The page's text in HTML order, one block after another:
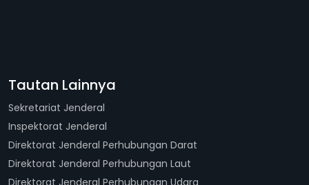
Tautan Lainnya
Sekretariat Jenderal
Inspektorat Jenderal
Direktorat Jenderal Perhubungan Darat
Direktorat Jenderal Perhubungan Laut
Direktorat Jenderal Perhubungan Udara